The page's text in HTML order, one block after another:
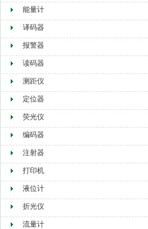
能量计
译码器
报警器
读码器
测距仪
定位器
荧光仪
编码器
注射器
打印机
液位计
折光仪
流量计